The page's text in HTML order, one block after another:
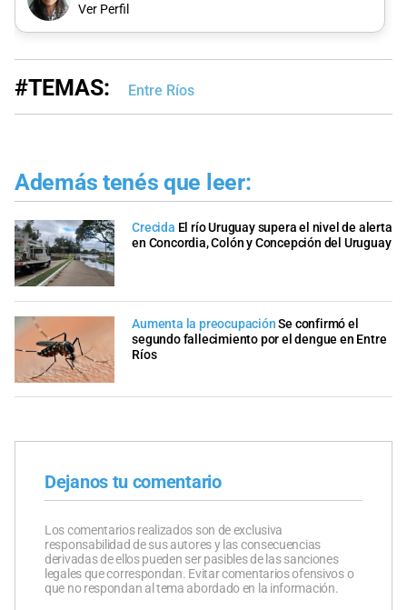
Ver Perfil
#TEMAS: Entre Ríos
Además tenés que leer:
Crecida El río Uruguay supera el nivel de alerta
en Concordia, Colón y Concepción del Uruguay
Aumenta la preocupación Se confirmó el
segundo fallecimiento por el dengue en Entre
Ríos
Dejanos tu comentario
Los comentarios realizados son de exclusiva
responsabilidad de sus autores y las consecuencias
derivadas de ellos pueden ser pasibles de las sanciones
legales que correspondan. Evitar comentarios ofensivos o
que no respondan al tema abordado en la información.